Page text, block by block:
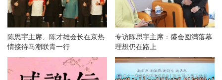
陈思宇主席、陈才雄会长在京热
情接待马潮联青一行
专访陈思宇主席：盛会圆满落幕
理想仍在路上